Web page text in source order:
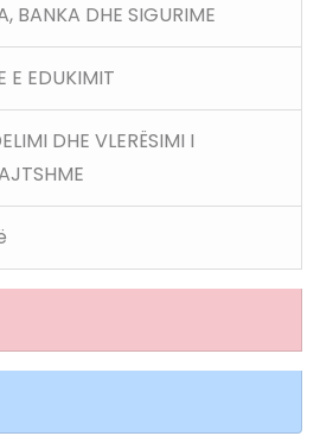
BANKA DHE SIGURIME
E EDUKIMIT
DHE VLERËSIMI I